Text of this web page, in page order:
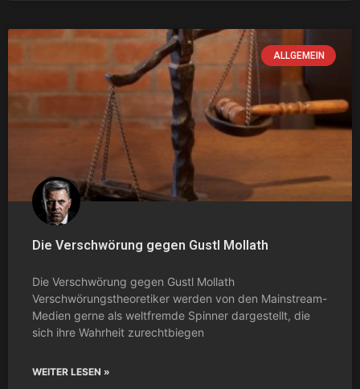
ALLGEMEIN
Die Verschwörung gegen Gustl Mollath
Die Verschwörung gegen Gustl Mollath
Verschwörungstheoretiker werden von den Mainstream-
Medien gerne als weltfremde Spinner dargestellt, die
sich ihre Wahrheit zurechtbiegen
WEITER LESEN »